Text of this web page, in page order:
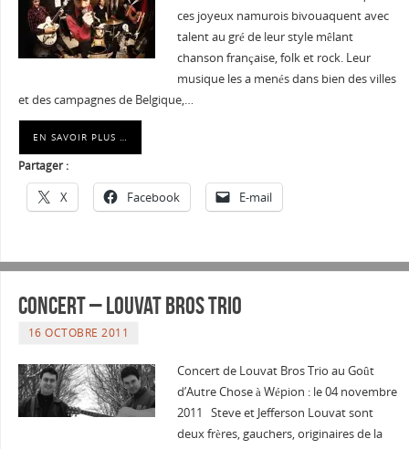
ces joyeux namurois bivouaquent avec
talent au gré de leur style mêlant
chanson française, folk et rock. Leur
musique les a menés dans bien des villes
et des campagnes de Belgique,…
EN SAVOIR PLUS …
Partager :
X Facebook E-mail
Concert – Louvat Bros Trio
16 OCTOBRE 2011
Concert de Louvat Bros Trio au Goût
d’Autre Chose à Wépion : le 04 novembre
2011 Steve et Jefferson Louvat sont
deux frères, gauchers, originaires de la